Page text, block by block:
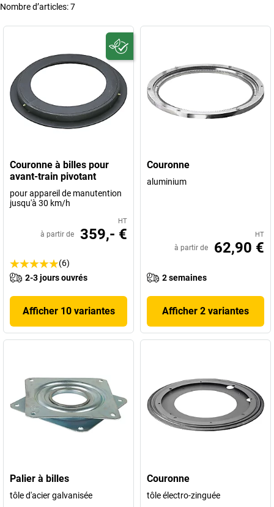
Nombre d’articles:7
Couronne à billes pour
avant-train pivotant
pour appareil de manutention
jusqu'à 30 km/h
HT
à partir de 359,- €
(6)
2-3 jours ouvrés
Afficher 10 variantes
Couronne
aluminium
HT
à partir de 62,90 €
2 semaines
Afficher 2 variantes
Palier à billes
tôle d'acier galvanisée
Couronne
tôle électro-zinguée